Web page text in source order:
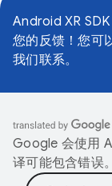
Android XR SDK
您的反馈！您可
我们联系。
Google 会使用
译可能包含错误。